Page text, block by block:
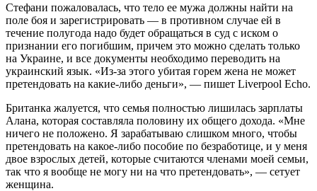
Стефани пожаловалась, что тело ее мужа должны найти на
поле боя и зарегистрировать — в противном случае ей в
течение полугода надо будет обращаться в суд с иском о
признании его погибшим, причем это можно сделать только
на Украине, и все документы необходимо переводить на
украинский язык. «Из-за этого убитая горем жена не может
претендовать на какие-либо деньги», — пишет Liverpool Echo.
Британка жалуется, что семья полностью лишилась зарплаты
Алана, которая составляла половину их общего дохода. «Мне
ничего не положено. Я зарабатываю слишком много, чтобы
претендовать на какое-либо пособие по безработице, и у меня
двое взрослых детей, которые считаются членами моей семьи,
так что я вообще не могу ни на что претендовать», — сетует
женщина.